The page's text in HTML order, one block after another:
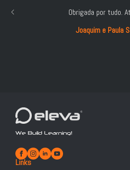
Obrigada por tudo.
Joaquim e Paula
We Build Learning!
Links